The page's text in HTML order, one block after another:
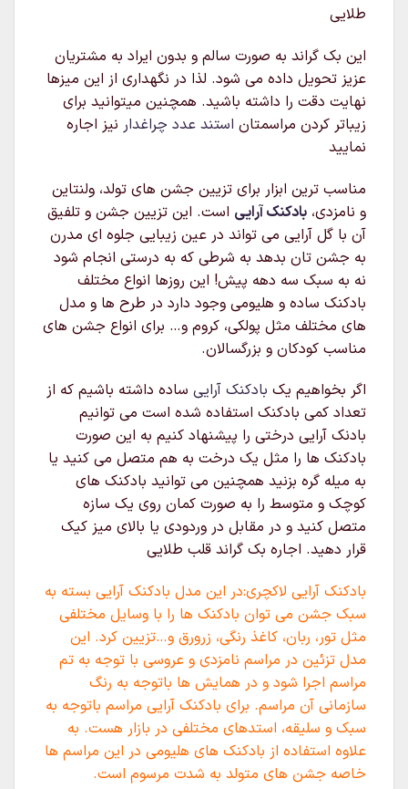
طلایی
این بک گراند به صورت سالم و بدون ایراد به مشتریان
عزیز تحویل داده می شود. لذا در نگهداری از این میزها
نهایت دقت را داشته باشید. همچنین میتوانید برای
زیباتر کردن مراسمتان استند عدد چراغدار نیز اجاره
نمایید
مناسب ترین ابزار برای تزیین جشن های تولد، ولنتاین
و نامزدی، بادکنک آرایی است. این تزیین جشن و تلفیق
آن با گل آرایی می تواند در عین زیبایی جلوه ای مدرن
به جشن تان بدهد به شرطی که به درستی انجام شود
نه به سبک سه دهه پیش! این روزها انواع مختلف
بادکنک ساده و هلیومی وجود دارد در طرح ها و مدل
های مختلف مثل پولکی، کروم و… برای انواع جشن های
مناسب کودکان و بزرگسالان.
اگر بخواهیم یک بادکنک آرایی ساده داشته باشیم که از
تعداد کمی بادکنک استفاده شده است می توانیم
بادنک آرایی درختی را پیشنهاد کنیم به این صورت
بادکنک ها را مثل یک درخت به هم متصل می کنید یا
به میله گره بزنید همچنین می توانید بادکنک های
کوچک و متوسط را به صورت کمان روی یک سازه
متصل کنید و در مقابل در وردودی یا بالای میز کیک
قرار دهید. اجاره بک گراند قلب طلایی
بادکنک آرایی لاکچری:در این مدل بادکنک آرایی بسته به
سبک جشن می توان بادکنک ها را با وسایل مختلفی
مثل تور، ربان، کاغذ رنگی، زرورق و…تزیین کرد. این
مدل تزئین در مراسم نامزدی و عروسی با توجه به تم
مراسم اجرا شود و در همایش ها باتوجه به رنگ
سازمانی آن مراسم. برای بادکنک آرایی مراسم باتوجه به
سبک و سلیقه، استدهای مختلفی در بازار هست. به
علاوه استفاده از بادکنک های هلیومی در این مراسم ها
خاصه جشن های متولد به شدت مرسوم است.